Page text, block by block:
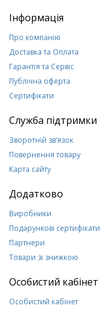
Інформація
Про компанію
Доставка та Оплата
Гарантія та Сервіс
Публічна оферта
Сертифікати
Служба підтримки
Зворотній зв’язок
Повернення товару
Карта сайту
Додатково
Виробники
Подарункові сертифікати
Партнери
Товари зі знижкою
Особистий кабінет
Особистий кабінет